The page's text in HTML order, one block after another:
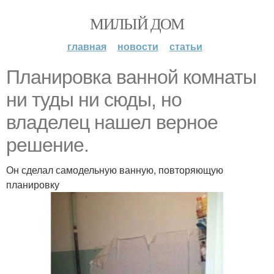
МИЛЫЙ ДОМ
главная новости статьи
Планировка ванной комнаты
ни туды ни сюды, но
владелец нашел верное
решение.
Он сделал самодельную ванную, повторяющую
планировку